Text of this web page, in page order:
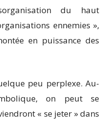
du haut
ennemies »,
en puissance des
peu perplexe. Au-
on peut se
« se jeter » dans